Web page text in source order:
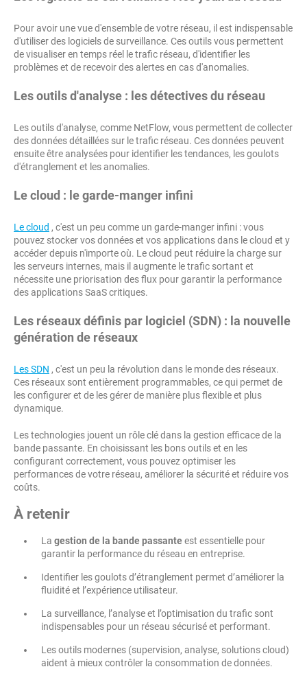
Pour avoir une vue d'ensemble de votre réseau, il est indispensable
d'utiliser des logiciels de surveillance. Ces outils vous permettent
de visualiser en temps réel le trafic réseau, d'identifier les
problèmes et de recevoir des alertes en cas d'anomalies.
Les outils d'analyse : les détectives du réseau
Les outils d'analyse, comme NetFlow, vous permettent de collecter
des données détaillées sur le trafic réseau. Ces données peuvent
ensuite être analysées pour identifier les tendances, les goulots
d'étranglement et les anomalies.
Le cloud : le garde-manger infini
Le cloud , c'est un peu comme un garde-manger infini : vous
pouvez stocker vos données et vos applications dans le cloud et y
accéder depuis n'importe où. Le cloud peut réduire la charge sur
les serveurs internes, mais il augmente le trafic sortant et
nécessite une priorisation des flux pour garantir la performance
des applications SaaS critiques.
Les réseaux définis par logiciel (SDN) : la nouvelle
génération de réseaux
Les SDN , c'est un peu la révolution dans le monde des réseaux.
Ces réseaux sont entièrement programmables, ce qui permet de
les configurer et de les gérer de manière plus flexible et plus
dynamique.
Les technologies jouent un rôle clé dans la gestion efficace de la
bande passante. En choisissant les bons outils et en les
configurant correctement, vous pouvez optimiser les
performances de votre réseau, améliorer la sécurité et réduire vos
coûts.
À retenir
La gestion de la bande passanteest essentielle pour
garantir la performance du réseau en entreprise.
Identifier les goulots d’étranglement permet d’améliorer la
fluidité et l’expérience utilisateur.
La surveillance, l’analyse et l’optimisation du trafic sont
indispensables pour un réseau sécurisé et performant.
Les outils modernes (supervision, analyse, solutions cloud)
aident à mieux contrôler la consommation de données.